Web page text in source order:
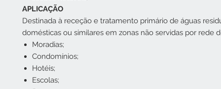
APLICAÇÃO
Destinada à receção e tratamento primário de águas
domésticas ou similares em zonas não servidas por rede
Moradias;
Condomínios;
Hotéis;
Escolas;